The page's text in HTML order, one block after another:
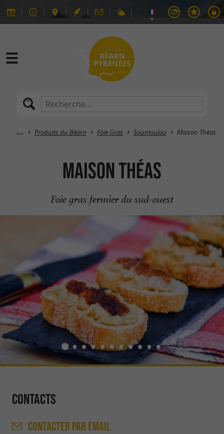
Produits du Béarn Foie Gras Soumoulou Maison Théas
Maison Théas
Foie gras fermier du sud-ouest
Contacts
CONTACTER PAR EMAIL